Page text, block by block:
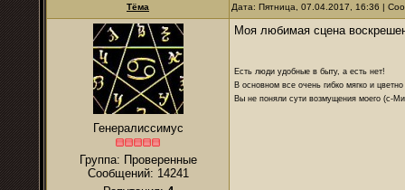
Тёма Дата: Пятница, 07.04.2017, 16:36 |
Генералиссимус
Группа: Проверенные
Сообщений: 14241
Моя любимая сцена
Есть люди удобные в быту, а есть нет!
В основном все очень гибко мягко и цветно
Вы не поняли сути возмущения моего (с-